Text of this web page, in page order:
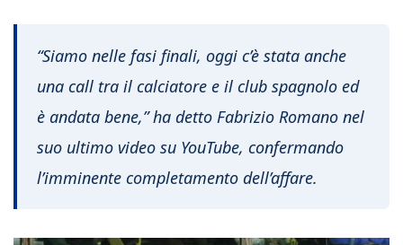
“Siamo nelle fasi finali, oggi c’è stata anche
una call tra il calciatore e il club spagnolo ed
è andata bene,”ha detto Fabrizio Romano nel
suo ultimo video su YouTube, confermando
l’imminente completamento dell’affare.